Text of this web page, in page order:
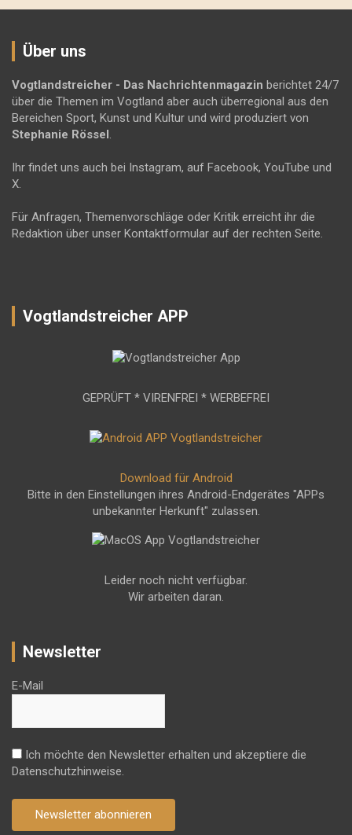
Über uns
Vogtlandstreicher - Das Nachrichtenmagazin berichtet 24/7
über die Themen im Vogtland aber auch überregional aus den
Bereichen Sport, Kunst und Kultur und wird produziert von
Stephanie Rössel .
Ihr findet uns auch bei Instagram, auf Facebook, YouTube und
X.
Für Anfragen, Themenvorschläge oder Kritik erreicht ihr die
Redaktion über unser Kontaktformular auf der rechten Seite.
Vogtlandstreicher APP
GEPRÜFT * VIRENFREI * WERBEFREI
Download für Android
Bitte in den Einstellungen ihres Android-Endgerätes "APPs
unbekannter Herkunft" zulassen.
Leider noch nicht verfügbar.
Wir arbeiten daran.
Newsletter
E-Mail
Ich möchte den Newsletter erhalten und akzeptiere die
Datenschutzhinweise.
Newsletter abonnieren